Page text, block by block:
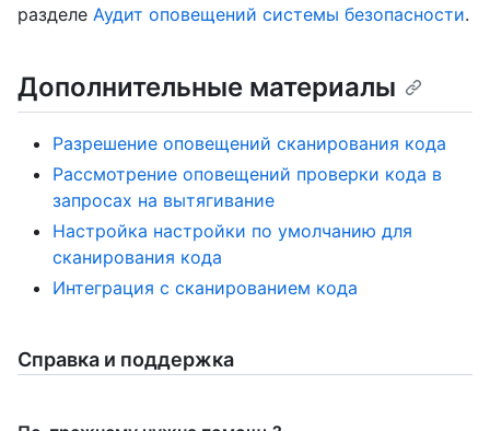
разделе Аудит оповещений системы безопасности.
Дополнительные материалы
Разрешение оповещений сканирования кода
Рассмотрение оповещений проверки кода в
запросах на вытягивание
Настройка настройки по умолчанию для
сканирования кода
Интеграция с сканированием кода
Справка и поддержка